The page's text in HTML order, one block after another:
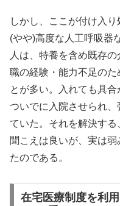
しかし、ここが付け入
(やや)高度な人工呼吸器
人は、特養を含め既存
職の経験・能力不足の
とが多い。入れても具合
ついでに入院させられ
ていた。それを解決す
聞こえは良いが、実は
たのである。
在宅医療制度を利